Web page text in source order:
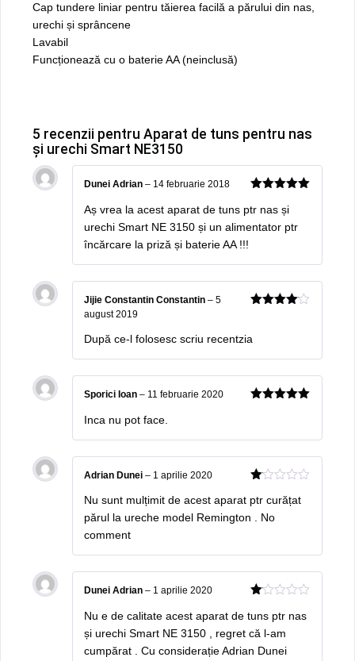
Cap tundere liniar pentru tăierea facilă a părului din nas,
urechi și sprâncene
Lavabil
Funcționează cu o baterie AA (neinclusă)
5 recenzii pentru Aparat de tuns pentru nas
și urechi Smart NE3150
Dunei Adrian – 14 februarie 2018
Aș vrea la acest aparat de tuns ptr nas și
urechi Smart NE 3150 și un alimentator ptr
încărcare la priză și baterie AA !!!
Jijie Constantin Constantin – 5
august 2019
După ce-l folosesc scriu recentzia
Sporici Ioan – 11 februarie 2020
Inca nu pot face.
ou
of
Adrian Dunei – 1 aprilie 2020
Nu sunt mulțimit de acest aparat ptr curățat
părul la ureche model Remington . No
comment
ou
of
5
Dunei Adrian – 1 aprilie 2020
Nu e de calitate acest aparat de tuns ptr nas
și urechi Smart NE 3150 , regret că l-am
cumpărat . Cu considerație Adrian Dunei